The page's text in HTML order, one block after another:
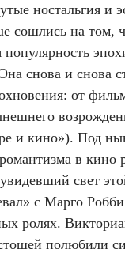
ностальгия и
сошлись на том,
снова и снова
от
и кино»). Под
в кино
свет
с Марго
ролях.
полюбили